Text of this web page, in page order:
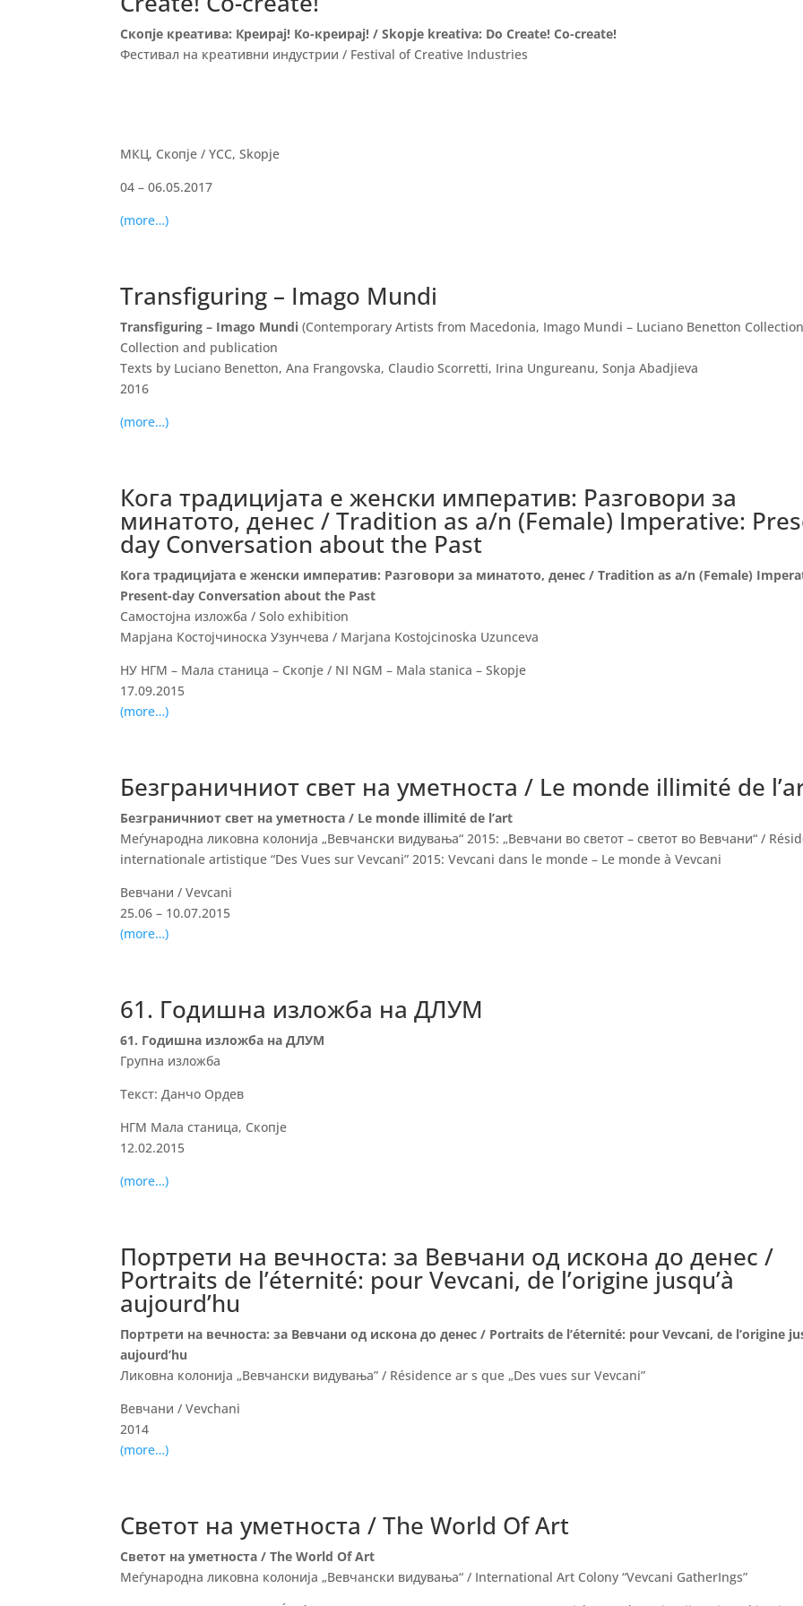
Скопје креатива: Креирај! Ко-креирај! / Skopje kreativa: Do Create! Co-create!
Фестивал на креативни индустрии / Festival of Creative Industries
МКЦ, Скопје / YCC, Skopje
04 – 06.05.2017
(more…)
Transfiguring – Imago Mundi
Transfiguring – Imago Mundi(Contemporary Artists from Macedonia, Imago Mundi – Luciano Benetton
Collection and publication
Texts by Luciano Benetton, Ana Frangovska, Claudio Scorretti, Irina Ungureanu, Sonja Abadjieva
2016
(more…)
Кога традицијата е женски императив: Разговори за
минатото, денес / Tradition as a/n (Female) Imperative:
day Conversation about the Past
Кога традицијата е женски императив: Разговори за минатото, денес / Tradition as a/n (Female)
Present-day Conversation about the Past
Самостојна изложба / Solo exhibition
Марјана Костојчиноска Узунчева / Marjana Kostojcinoska Uzunceva
НУ НГМ – Мала станица – Скопје / NI NGM – Mala stanica – Skopje
17.09.2015
(more…)
Безграничниот свет на уметноста / Le monde illimité de
Безграничниот свет на уметноста / Le monde illimité de l’art
Меѓународна ликовна колонија „Вевчански видувања“ 2015: „Вевчани во светот – светот во Вевчани“ /
internationale artistique “Des Vues sur Vevcani” 2015: Vevcani dans le monde – Le monde à Vevcani
Вевчани / Vevcani
25.06 – 10.07.2015
(more…)
61. Годишна изложба на ДЛУМ
61. Годишна изложба на ДЛУМ
Групна изложба
Текст: Данчо Ордев
НГМ Мала станица, Скопје
12.02.2015
(more…)
Портрети на вечноста: за Вевчани од искона до денес /
Portraits de l’éternité: pour Vevcani, de l’origine jusqu’à
aujourd’hu
Портрети на вечноста: за Вевчани од искона до денес / Portraits de l’éternité: pour Vevcani, de l’origine
aujourd’hu
Ликовна колонија „Вевчански видувања” / Résidence ar s que „Des vues sur Vevcani”
Вевчани / Vevchani
2014
(more…)
Светот на уметноста / The World Of Art
Светот на уметноста / The World Of Art
Меѓународна ликовна колонија „Вевчански видувања“ / International Art Colony “Vevcani GatherIngs”